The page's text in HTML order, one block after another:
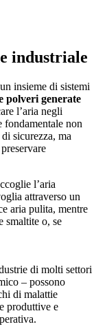
industriale
insieme di sistemi
polveri generate
l’aria negli
non
sicurezza, ma
l’aria
attraverso un
aria pulita, mentre
smaltite o, se
di molti settori
– possono
di malattie
produttive e